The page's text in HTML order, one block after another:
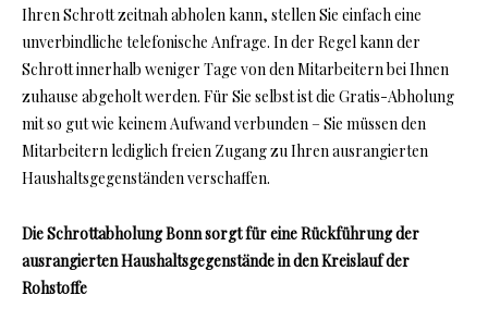
Ihren Schrott zeitnah abholen kann, stellen Sie einfach eine
unverbindliche telefonische Anfrage. In der Regel kann der
Schrott innerhalb weniger Tage von den Mitarbeitern bei Ihnen
zuhause abgeholt werden. Für Sie selbst ist die Gratis-Abholung
mit so gut wie keinem Aufwand verbunden – Sie müssen den
Mitarbeitern lediglich freien Zugang zu Ihren ausrangierten
Haushaltsgegenständen verschaffen.
Die Schrottabholung Bonn sorgt für eine Rückführung der
ausrangierten Haushaltsgegenstände in den Kreislauf der
Rohstoffe